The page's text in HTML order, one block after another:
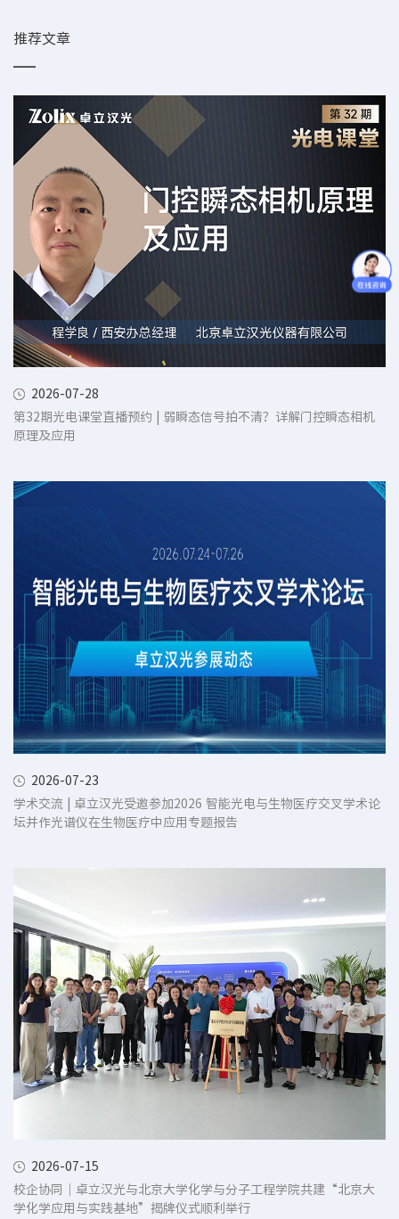
推荐文章
2026-07-28
第32期光电课堂直播预约 | 弱瞬态信号拍不清？详解门控瞬态相机
原理及应用
2026-07-23
学术交流 | 卓立汉光受邀参加2026 智能光电与生物医疗交叉学术论
坛并作光谱仪在生物医疗中应用专题报告
2026-07-15
校企协同｜卓立汉光与北京大学化学与分子工程学院共建“北京大
学化学应用与实践基地”揭牌仪式顺利举行